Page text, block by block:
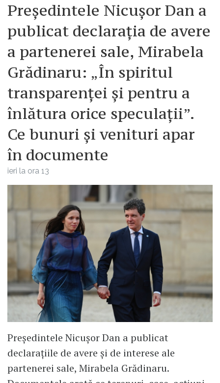
Președintele Nicușor Dan a
publicat declarația de avere
a partenerei sale, Mirabela
Grădinaru: „În spiritul
transparenței și pentru a
înlătura orice speculații”.
Ce bunuri și venituri apar
în documente
ieri la ora 13
Președintele Nicușor Dan a publicat
declarațiile de avere și de interese ale
partenerei sale, Mirabela Grădinaru.